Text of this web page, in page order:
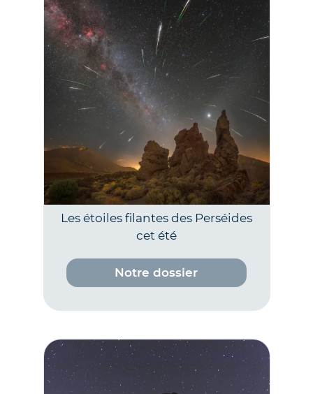
Les étoiles filantes des Perséides
cet été
Notre dossier